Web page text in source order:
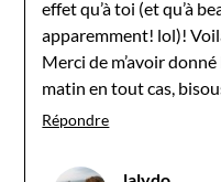
effet qu’à toi (et qu’à
apparemment! lol)!
Merci de m’avoir
matin en tout cas,
Répondre